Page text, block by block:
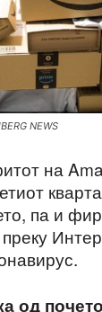
NEWS
на
па и
преку
од